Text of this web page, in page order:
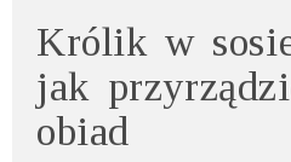
Królik w
jak
obiad